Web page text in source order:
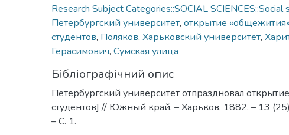
Research Subject Categories::SOCIAL SCIENCES::Social
Петербургский университет, открытие
студентов, Поляков, Харьковский университет,
Герасимович, Сумская улица
Бібліографічний опис
Петербургский университет отпраздновал
студентов] // Южный край. – Харьков, 1882. – 13
– С. 1.